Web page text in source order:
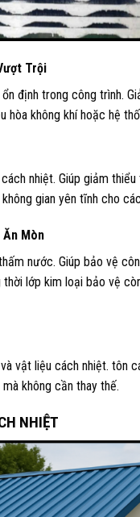
Trội
định trong công trình.
hòa không khí hoặc hệ
nhiệt. Giúp giảm
gian yên tĩnh cho
Ăn Mòn
nước. Giúp bảo vệ
lớp kim loại bảo vệ
vật liệu cách nhiệt. tôn
không cần thay thế.
NHIỆT